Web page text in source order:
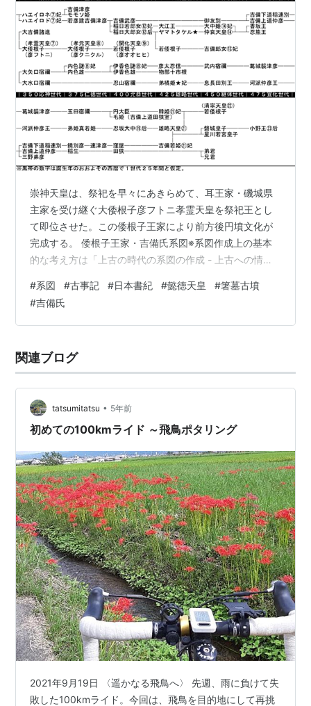
崇神天皇は、祭祀を早々にあきらめて、耳王家・磯城県
主家を受け継ぐ大倭根子彦フトニ孝霊天皇を祭祀王とし
て即位させた。この倭根子王家により前方後円墳文化が
完成する。 倭根子王家・吉備氏系図※系図作成上の基本
的な考え方は「上古の時代の系図の作成 - 上古への情
情熱」を参照。 倭根子王家の誕生 大倭根子彦フトニ孝霊
天皇から三代は倭根子が続くことからここでは倭根子王
家と呼んでいる。 耳王家・磯城県主家を受け継ぎ、祭祀
名前のフトニからすると、出自は、懿徳天皇妃のフト真
若姫の子で、大倭根子彦スキツミ懿徳天…
#系図 #古事記 #日本書紀 #懿徳天皇 #箸墓古墳
#吉備氏
関連ブログ
tatsumitatsu • 5年前
初めての100kmライド ～飛鳥ポタリング
2021年9月19日 〈遥かなる飛鳥へ〉 先週、雨に負けて失
敗した100kmライド。今回は、飛鳥を目的地にして再挑